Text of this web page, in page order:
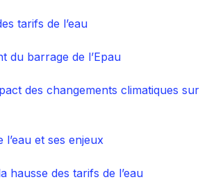
tarifs de l’eau
du barrage de l’Epau
des changements climatiques sur
l’eau et ses enjeux
hausse des tarifs de l’eau